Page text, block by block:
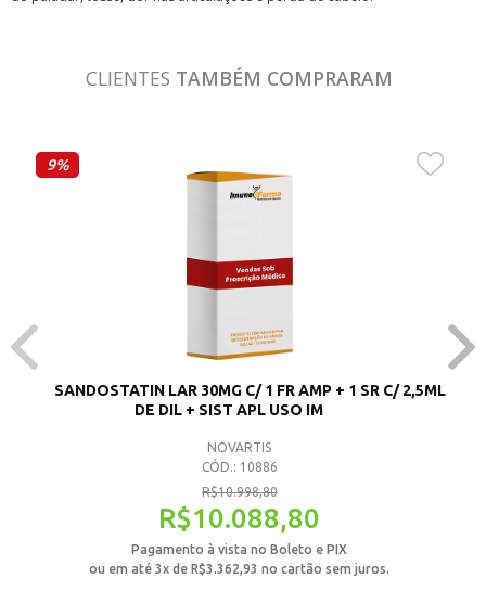
CLIENTES TAMBÉM COMPRARAM
9%
SANDOSTATIN LAR 30MG C/ 1 FR AMP + 1 SR C/ 2,5ML
DE DIL + SIST APL USO IM
NOVARTIS
CÓD.: 10886
R$10.998,80
R$10.088,80
Pagamento à vista no Boleto e PIX
ou em até 3x de R$3.362,93 no cartão sem juros.